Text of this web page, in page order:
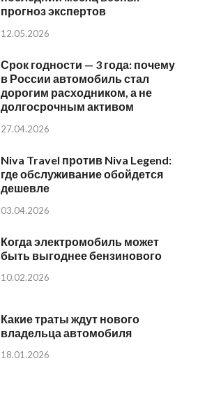
прогноз экспертов
12.05.2026
Срок годности — 3 года: почему
в России автомобиль стал
дорогим расходником, а не
долгосрочным активом
27.04.2026
Niva Travel против Niva Legend:
где обслуживание обойдется
дешевле
03.04.2026
Когда электромобиль может
быть выгоднее бензинового
10.02.2026
Какие траты ждут нового
владельца автомобиля
18.01.2026